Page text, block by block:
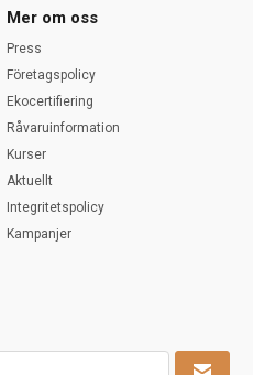
Mer om oss
Press
Företagspolicy
Ekocertifiering
Råvaruinformation
Kurser
Aktuellt
Integritetspolicy
Kampanjer